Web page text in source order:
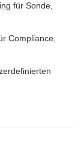
für Sonde,
Compliance,